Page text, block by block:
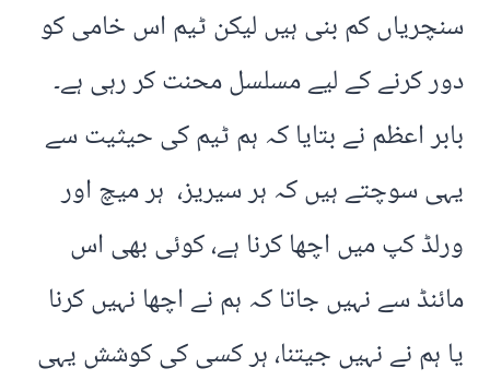
سنچریاں کم بنی ہیں لیکن ٹیم اس خامی کو
دور کرنے کے لیے مسلسل محنت کر رہی ہے۔
بابر اعظم نے بتایا کہ ہم ٹیم کی حیثیت سے
یہی سوچتے ہیں کہ ہر سیریز، ہر میچ اور
ورلڈ کپ میں اچھا کرنا ہے، کوئی بھی اس
مائنڈ سے نہیں جاتا کہ ہم نے اچھا نہیں کرنا
یا ہم نے نہیں جیتنا، ہر کسی کی کوشش یہی